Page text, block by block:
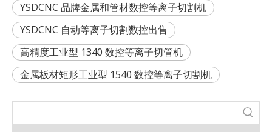
YSDCNC 品牌金属和管材数控等离子切割机
YSDCNC 自动等离子切割数控出售
高精度工业型 1340 数控等离子切管机
金属板材矩形工业型 1540 数控等离子切割机